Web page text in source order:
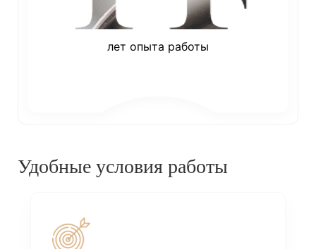
лет опыта работы
Удобные условия работы